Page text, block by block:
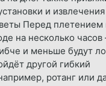
и
Перед плетением
на несколько
и меньше будут
другой гибкий
ротанг или